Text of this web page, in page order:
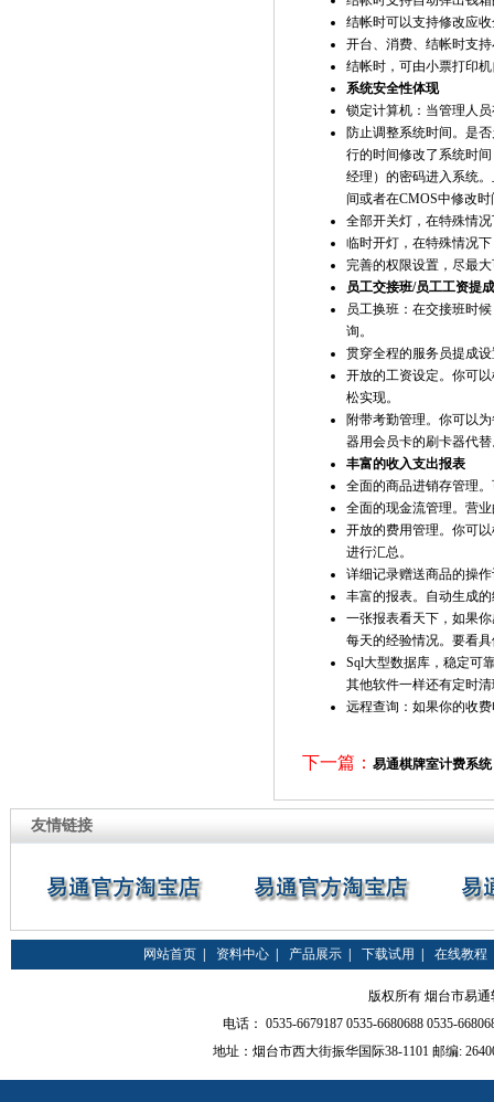
结帐时可以支持修改应
开台、消费、结帐时支
结帐时，可由小票打印
系统安全性体现
锁定计算机：当管理人
防止调整系统时间。是
行的时间修改了系统时
经理）的密码进入系统
间或者在CMOS中修改
全部开关灯，在特殊情
临时开灯，在特殊情况
完善的权限设置，尽最
员工交接班/员工工资提
员工换班：在交接班时
询。
贯穿全程的服务员提成
开放的工资设定。你可
松实现。
附带考勤管理。你可以
器用会员卡的刷卡器代
丰富的收入支出报表
全面的商品进销存管理
全面的现金流管理。营
开放的费用管理。你可
进行汇总。
详细记录赠送商品的操
丰富的报表。自动生成
一张报表看天下，如果
每天的经验情况。要看
Sql大型数据库，稳定可
其他软件一样还有定时
远程查询：如果你的收
下一篇： 易通棋牌室计费系统
友情链接
网站首页 资料中心 产品展示 下载试用 在线教程
版权所有 烟台市易通
电话： 0535-6679187 0535-6680688 0535-
地址：烟台市西大街振华国际38-1101 邮编: